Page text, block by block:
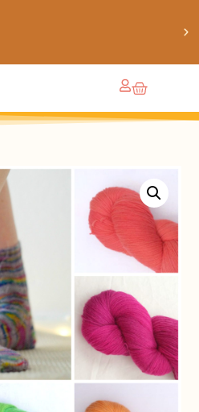
sur ton prochain achat de